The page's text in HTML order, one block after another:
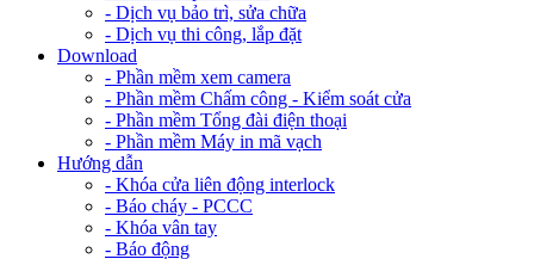
- Dịch vụ bảo trì, sửa chữa
- Dịch vụ thi công, lắp đặt
Download
- Phần mềm xem camera
- Phần mềm Chấm công - Kiểm soát cửa
- Phần mềm Tổng đài điện thoại
- Phần mềm Máy in mã vạch
Hướng dẫn
- Khóa cửa liên động interlock
- Báo cháy - PCCC
- Khóa vân tay
- Báo động